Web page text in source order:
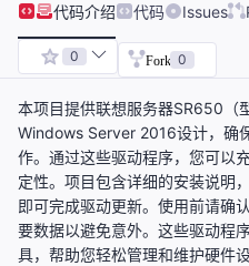
代码介绍 代码 Issues
0 Fork 0
本项目提供联想服务器SR650（
Windows Server 2016设计，确
作。通过这些驱动程序，您可以
定性。项目包含详细的安装说明
即可完成驱动更新。使用前请确
要数据以避免意外。这些驱动程
具，帮助您轻松管理和维护硬件设